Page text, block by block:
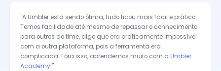
"A Umbler está sendo ótima, tudo ficou mais fácil e prático.
Temos facilidade até mesmo de repassar o conhecimento
para outros do time, algo que era praticamente impossível
com a outra plataforma, pois a ferramenta era
complicada. Fora isso, aprendemos muito com a Umbler
Academy!"